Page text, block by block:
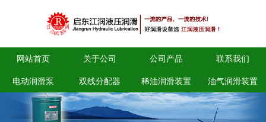
网站首页 关于公司 公司产品 联系我们
电动润滑泵 双线分配器 稀油润滑装置 油气润滑装置